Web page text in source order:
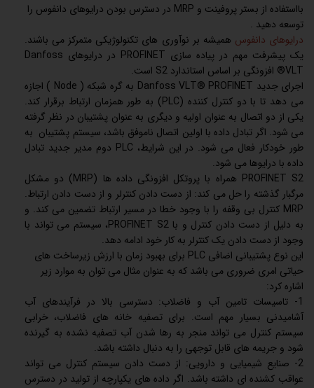
بااستفاده از بستر پروفینت و MRP در دسترس بودن درایوهای دانفوس را
توسعه دهید .
درایوهای دانفوس همیشه بر نوآوری های تکنولوژیکی متمرکز می باشند.
یک پیشرفت مهم در پیاده سازی PROFINET در درایوهای Danfoss
VLT® افزونگی بر اساس استاندارد S2 است.
اجرای جدید Danfoss VLT® PROFINET به گره شبکه ( Node ) اجازه
می دهد تا با دو کنترل کننده (PLC) به طور همزمان ارتباط برقرار کند.
یکی از دو اتصال به عنوان اولیه و دیگری به عنوان پشتیبان در نظر گرفته
می شود. اگر تبادل داده با اولین اتصال ناموفق باشد، سیستم پشتیبان به
طور خودکار فعال می شود. در این شرایط، PLC دوم مدیر جدید تبادل
داده با درایوها می شود.
PROFINET S2 همراه با پروتکل افزونگی داده ها (MRP) دو مشکل
مرگبار گذشته را حل می کند: از دست دادن کنترلر و از دست دادن ارتباط.
MRP کنترل بی وقفه را با وجود خطا در مسیر ارتباط تضمین می کند. و
به دلیل از دست دادن کنترل و با PROFINET S2، سیستم می تواند با
وجود از دست دادن یک کنترلر به کار خود ادامه دهد.
این نوع پشتیبانی اضافی PLC برای بهبود زمان با ارزش زیرساخت های
حیاتی امری ضروری می باشد که به عنوان مثال می توان به موارد زیر
اشاره کرد:
1- تاسیسات تامین آب و فاضلاب: دسترسی بالا در فرآیندهای آب
آشامیدنی بسیار مهم است. برای تصفیه خانه های فاضلاب، خرابی
سیستم کنترل می تواند منجر به رها شدن آب تصفیه نشده به گیرنده
شود و جریمه های قابل توجهی را به دنبال داشته باشد.
2- صنایع شیمیایی و دارویی: از دست دادن سیستم کنترل می تواند
عواقب کشنده ای داشته باشد. اگر داده های یکپارچه از تولید در دسترس